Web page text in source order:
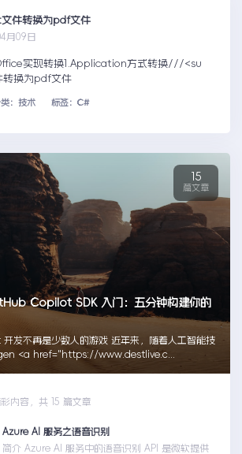
件转换为pdf文件
月09日
实现转换1.Application方式转换///<su
换为pdf文件
类：技术 标签：C#
Copilot SDK 入门：五分钟构建你的
发不再是少数人的游戏 近年来，随着人工智能技
<a href="https://www.destlive.c...
15
篇文章
内容，共 15 篇文章
Azure AI 服务之语音识别
简介 Azure AI 服务中的语音识别 API 是微软提供的一